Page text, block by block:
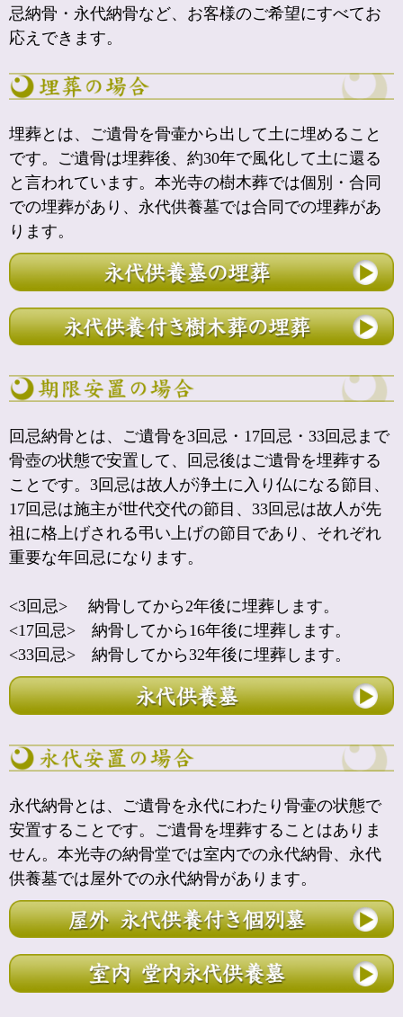
忌納骨・永代納骨など、お客様のご希望にすべてお
応えできます。
埋葬とは、ご遺骨を骨壷から出して土に埋めること
です。ご遺骨は埋葬後、約30年で風化して土に還る
と言われています。本光寺の樹木葬では個別・合同
での埋葬があり、永代供養墓では合同での埋葬があ
ります。
回忌納骨とは、ご遺骨を3回忌・17回忌・33回忌まで
骨壺の状態で安置して、回忌後はご遺骨を埋葬する
ことです。3回忌は故人が浄土に入り仏になる節目、
17回忌は施主が世代交代の節目、33回忌は故人が先
祖に格上げされる弔い上げの節目であり、それぞれ
重要な年回忌になります。
<3回忌> 納骨してから2年後に埋葬します。
<17回忌> 納骨してから16年後に埋葬します。
<33回忌> 納骨してから32年後に埋葬します。
永代納骨とは、ご遺骨を永代にわたり骨壷の状態で
安置することです。ご遺骨を埋葬することはありま
せん。本光寺の納骨堂では室内での永代納骨、永代
供養墓では屋外での永代納骨があります。